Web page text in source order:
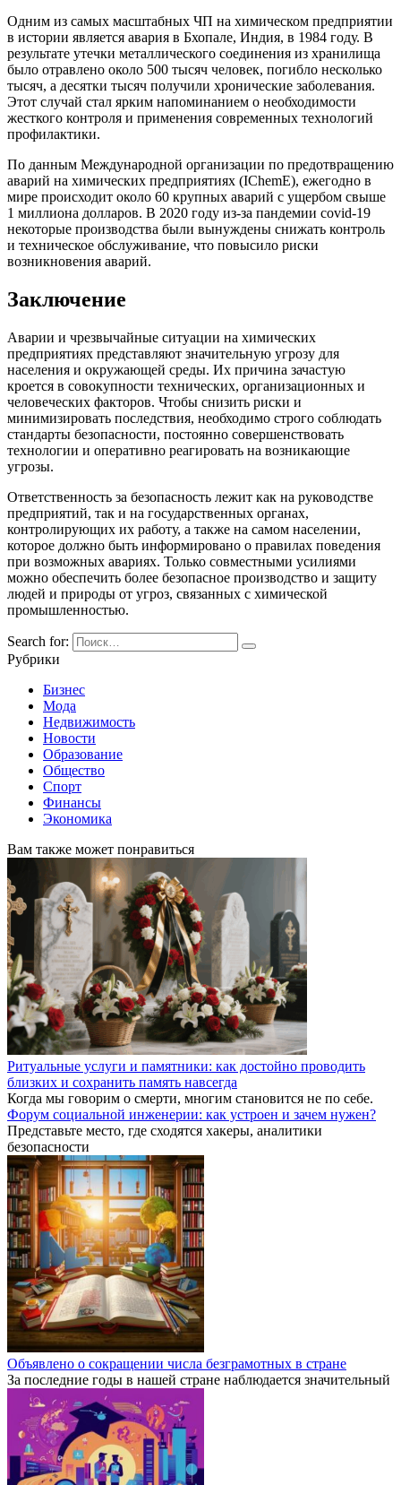
Одним из самых масштабных ЧП на химическом предприятии
в истории является авария в Бхопале, Индия, в 1984 году. В
результате утечки металлического соединения из хранилища
было отравлено около 500 тысяч человек, погибло несколько
тысяч, а десятки тысяч получили хронические заболевания.
Этот случай стал ярким напоминанием о необходимости
жесткого контроля и применения современных технологий
профилактики.
По данным Международной организации по предотвращению
аварий на химических предприятиях (IChemE), ежегодно в
мире происходит около 60 крупных аварий с ущербом свыше
1 миллиона долларов. В 2020 году из-за пандемии covid-19
некоторые производства были вынуждены снижать контроль
и техническое обслуживание, что повысило риски
возникновения аварий.
Заключение
Аварии и чрезвычайные ситуации на химических
предприятиях представляют значительную угрозу для
населения и окружающей среды. Их причина зачастую
кроется в совокупности технических, организационных и
человеческих факторов. Чтобы снизить риски и
минимизировать последствия, необходимо строго соблюдать
стандарты безопасности, постоянно совершенствовать
технологии и оперативно реагировать на возникающие
угрозы.
Ответственность за безопасность лежит как на руководстве
предприятий, так и на государственных органах,
контролирующих их работу, а также на самом населении,
которое должно быть информировано о правилах поведения
при возможных авариях. Только совместными усилиями
можно обеспечить более безопасное производство и защиту
людей и природы от угроз, связанных с химической
промышленностью.
Search for:
Рубрики
Бизнес
Мода
Недвижимость
Новости
Образование
Общество
Спорт
Финансы
Экономика
Вам также может понравиться
Ритуальные услуги и памятники: как достойно проводить
близких и сохранить память навсегда
Когда мы говорим о смерти, многим становится не по себе.
Форум социальной инженерии: как устроен и зачем нужен?
Представьте место, где сходятся хакеры, аналитики
безопасности
Объявлено о сокращении числа безграмотных в стране
За последние годы в нашей стране наблюдается значительный